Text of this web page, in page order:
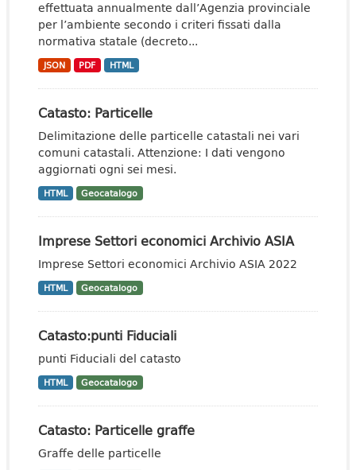
effettuata annualmente dall’Agenzia provinciale
per l’ambiente secondo i criteri fissati dalla
normativa statale (decreto...
JSON PDF HTML
Catasto: Particelle
Delimitazione delle particelle catastali nei vari
comuni catastali. Attenzione: I dati vengono
aggiornati ogni sei mesi.
HTML Geocatalogo
Imprese Settori economici Archivio ASIA
Imprese Settori economici Archivio ASIA 2022
HTML Geocatalogo
Catasto:punti Fiduciali
punti Fiduciali del catasto
HTML Geocatalogo
Catasto: Particelle graffe
Graffe delle particelle